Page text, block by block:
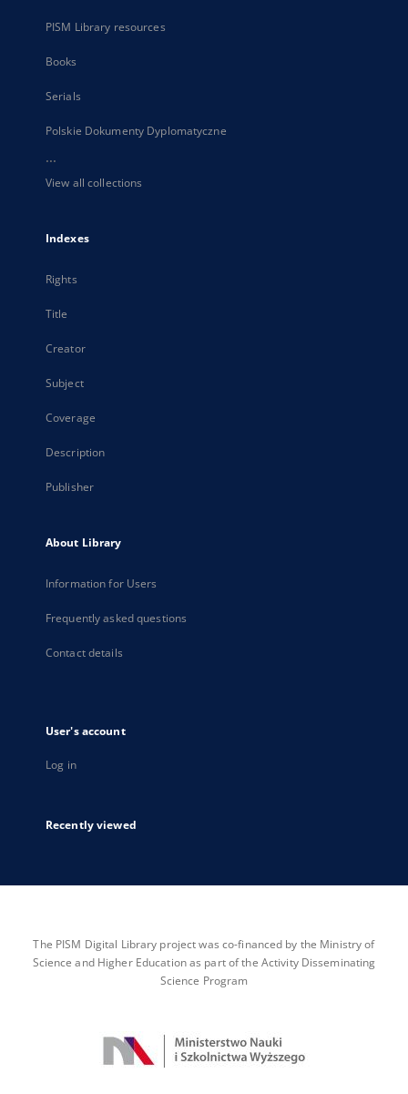
PISM Library resources
Books
Serials
Polskie Dokumenty Dyplomatyczne
...
View all collections
Indexes
Rights
Title
Creator
Subject
Coverage
Description
Publisher
About Library
Information for Users
Frequently asked questions
Contact details
User's account
Log in
Recently viewed
The PISM Digital Library project was co-financed by the Ministry of
Science and Higher Education as part of the Activity Disseminating
Science Program